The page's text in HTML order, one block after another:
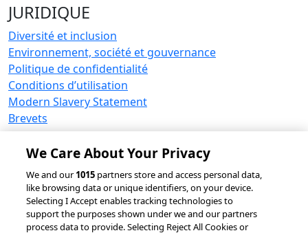
JURIDIQUE
Diversité et inclusion
Environnement, société et gouvernance
Politique de confidentialité
Conditions d’utilisation
Modern Slavery Statement
Brevets
RESSOURCES
accesso Events
Partenariats et intégrations
We Care About Your Privacy
We and our1015 partners store and access personal data,
like browsing data or unique identifiers, on your device.
Selecting I Accept enables tracking technologies to
support the purposes shown under we and our partners
process data to provide. Selecting Reject All Cookies or